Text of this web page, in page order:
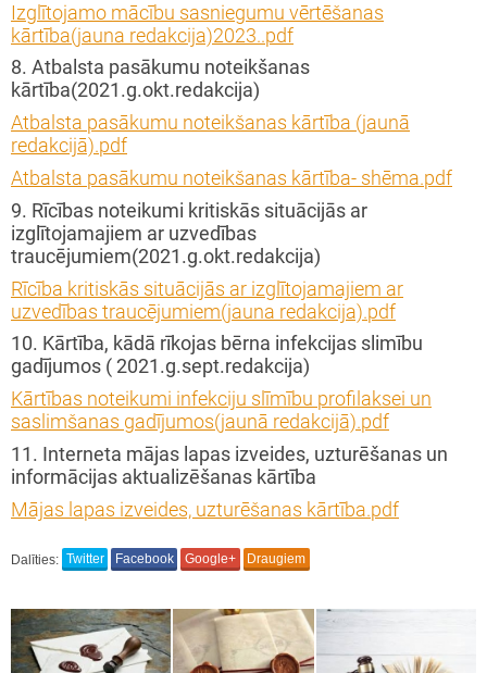
Izglītojamo mācību sasniegumu vērtēšanas
kārtība(jauna redakcija)2023..pdf
8. Atbalsta pasākumu noteikšanas
kārtība(2021.g.okt.redakcija)
Atbalsta pasākumu noteikšanas kārtība (jaunā
redakcijā).pdf
Atbalsta pasākumu noteikšanas kārtība- shēma.pdf
9. Rīcības noteikumi kritiskās situācijās ar
izglītojamajiem ar uzvedības
traucējumiem(2021.g.okt.redakcija)
Rīcība kritiskās situācijās ar izglītojamajiem ar
uzvedības traucējumiem(jauna redakcija).pdf
10. Kārtība, kādā rīkojas bērna infekcijas slimību
gadījumos ( 2021.g.sept.redakcija)
Kārtības noteikumi infekciju slīmību profilaksei un
saslimšanas gadījumos(jaunā redakcijā).pdf
11. Interneta mājas lapas izveides, uzturēšanas un
informācijas aktualizēšanas kārtība
Mājas lapas izveides, uzturēšanas kārtība.pdf
Dalīties: Twitter Facebook Google+ Draugiem
Latvijai!
brīvprātīgā darba projekts
Together" 2